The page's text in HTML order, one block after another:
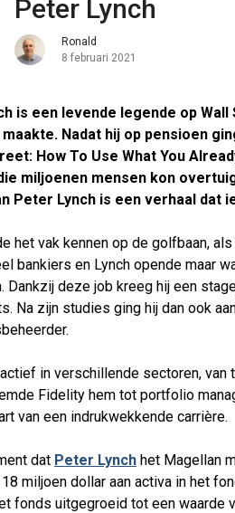
Peter Lynch
Ronald
8 februari 2021
is een levende legende op
Nadat hij op pensioen
How To Use What You
miljoenen mensen kon
Peter Lynch is een verhaal dat
het vak kennen op de golfbaan,
bankiers en Lynch opende maar
Dankzij deze job kreeg hij een
Na zijn studies ging hij dan ook
in verschillende sectoren, van
Fidelity hem tot portfolio
van een indrukwekkende carrière.
dat Peter Lynch het Magellan
miljoen dollar aan activa in het
fonds uitgegroeid tot een waarde